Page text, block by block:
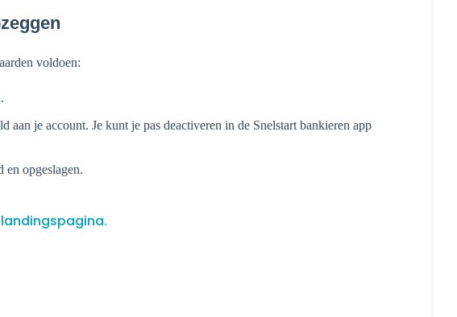
voldoen:
aan je account. Je kunt je pas deactiveren in de Snelstart bankieren app
en opgeslagen.
landingspagina.